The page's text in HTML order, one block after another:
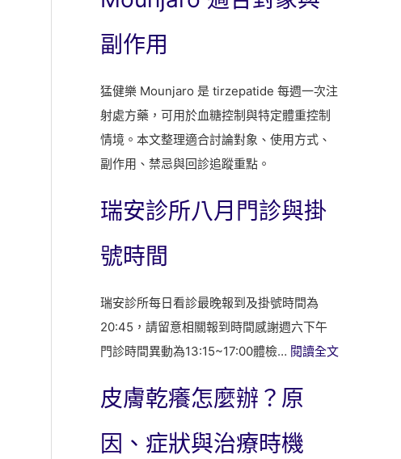
副作用
猛健樂 Mounjaro 是 tirzepatide 每週一次注
射處方藥，可用於血糖控制與特定體重控制
情境。本文整理適合討論對象、使用方式、
副作用、禁忌與回診追蹤重點。
瑞安診所八月門診與掛
號時間
瑞安診所每日看診最晚報到及掛號時間為
20:45，請留意相關報到時間感謝週六下午
門診時間異動為13:15~17:00體檢… 閱讀全文:
皮膚乾癢怎麼辦？原
因、症狀與治療時機